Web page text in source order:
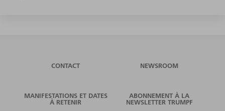
CONTACT NEWSROOM
MANIFESTATIONS ET DATES
À RETENIR
ABONNEMENT À LA
NEWSLETTER TRUMPF